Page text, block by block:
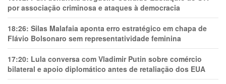
por associação criminosa e ataques à democracia
18:26: Silas Malafaia aponta erro estratégico em chapa de
Flávio Bolsonaro sem representatividade feminina
17:20: Lula conversa com Vladimir Putin sobre comércio
bilateral e apoio diplomático antes de retaliação dos EUA